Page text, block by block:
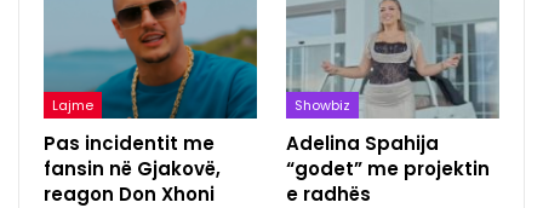
Lajme
Pas incidentit me
fansin në Gjakovë,
reagon Don Xhoni
Showbiz
Adelina Spahija
“godet” me projektin
e radhës